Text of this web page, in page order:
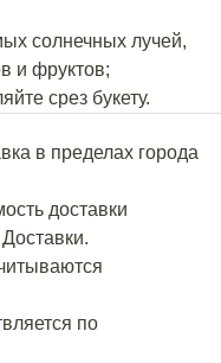
солнечных лучей,
и фруктов;
срез букету.
в пределах города
доставки
по